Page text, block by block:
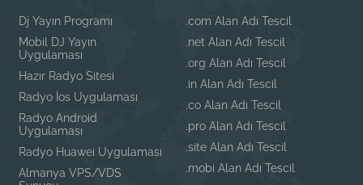
Dj Yayın Programı
Mobil DJ Yayın
Uygulaması
Hazır Radyo Sitesi
Radyo İos Uygulaması
Radyo Android
Uygulaması
Radyo Huawei Uygulaması
Almanya VPS/VDS
.com Alan Adı Tescil
.net Alan Adı Tescil
.org Alan Adı Tescil
.in Alan Adı Tescil
.co Alan Adı Tescil
.pro Alan Adı Tescil
.site Alan Adı Tescil
.mobi Alan Adı Tescil